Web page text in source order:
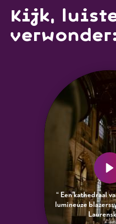
Kijk,
“ Een kathedraal
lumineuze